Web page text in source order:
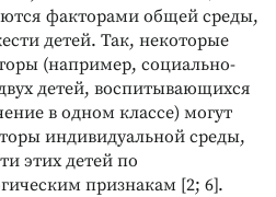
факторами общей среды,
детей. Так, некоторые
(например, социально-
детей, воспитывающихся
в одном классе) могут
индивидуальной среды,
этих детей по
признакам [2; 6].